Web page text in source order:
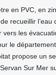
en PVC, en
recueillir l’eau
vers les
le
propose un
Sur Mer